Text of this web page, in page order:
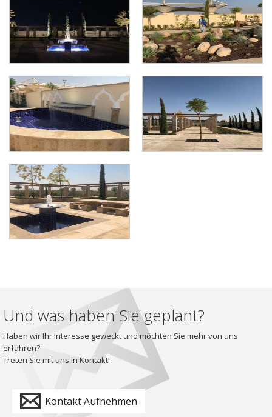
Und was haben Sie geplant?
Haben wir Ihr Interesse geweckt und möchten Sie mehr von uns
erfahren?
Treten Sie mit uns in Kontakt!
Kontakt Aufnehmen